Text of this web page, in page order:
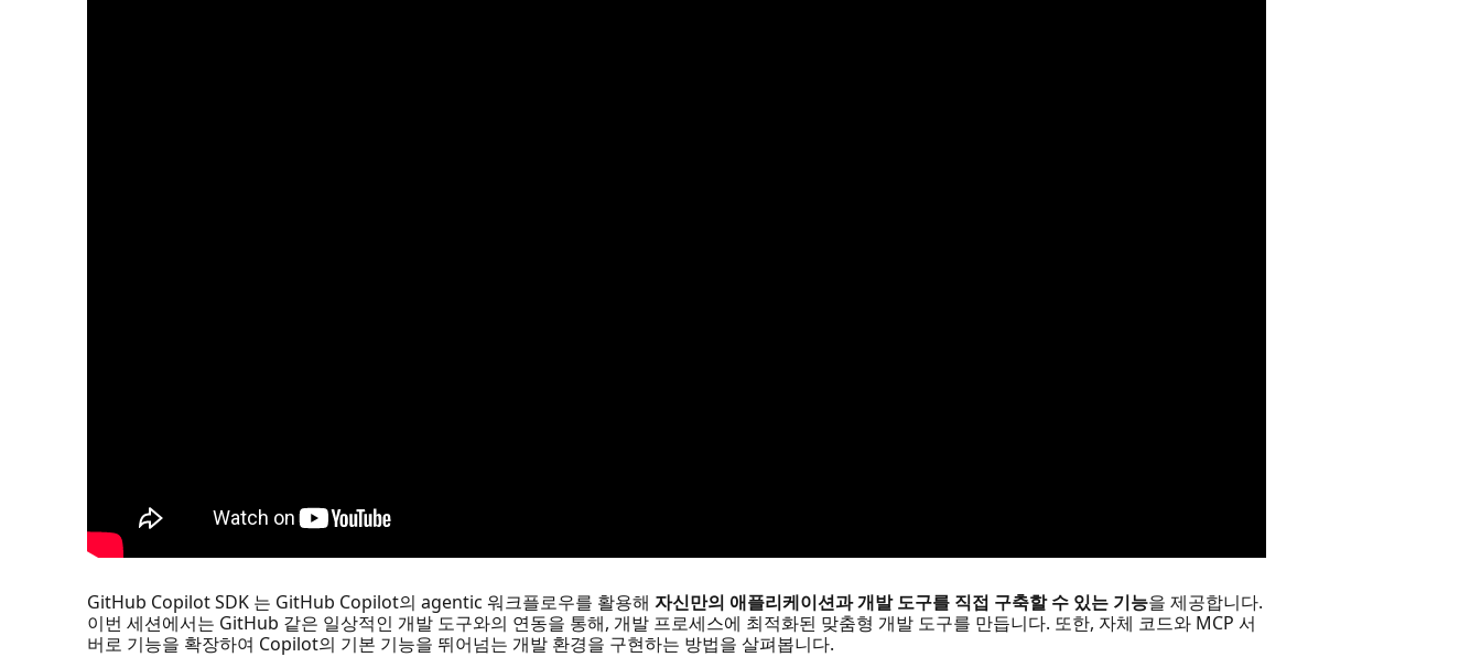
GitHub Copilot SDK 는 GitHub Copilot의 agentic 워크플로우를 활용해자신만의 애플리케이션과 개발 도구를 직접 구축할 수 있는 기능을 제공합니다.
이번 세션에서는 GitHub 같은 일상적인 개발 도구와의 연동을 통해, 개발 프로세스에 최적화된 맞춤형 개발 도구를 만듭니다. 또한, 자체 코드와 MCP 서
버로 기능을 확장하여 Copilot의 기본 기능을 뛰어넘는 개발 환경을 구현하는 방법을 살펴봅니다.